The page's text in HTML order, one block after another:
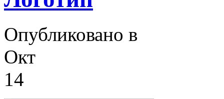
Опубликовано в
Окт
14